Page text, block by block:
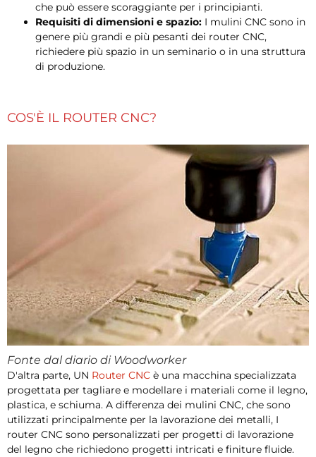
che può essere scoraggiante per i principianti.
Requisiti di dimensioni e spazio: I mulini CNC sono in
genere più grandi e più pesanti dei router CNC,
richiedere più spazio in un seminario o in una struttura
di produzione.
COS'È IL ROUTER CNC?
Fonte dal diario di Woodworker
D'altra parte, UN Router CNC è una macchina specializzata
progettata per tagliare e modellare i materiali come il legno,
plastica, e schiuma. A differenza dei mulini CNC, che sono
utilizzati principalmente per la lavorazione dei metalli, I
router CNC sono personalizzati per progetti di lavorazione
del legno che richiedono progetti intricati e finiture fluide.